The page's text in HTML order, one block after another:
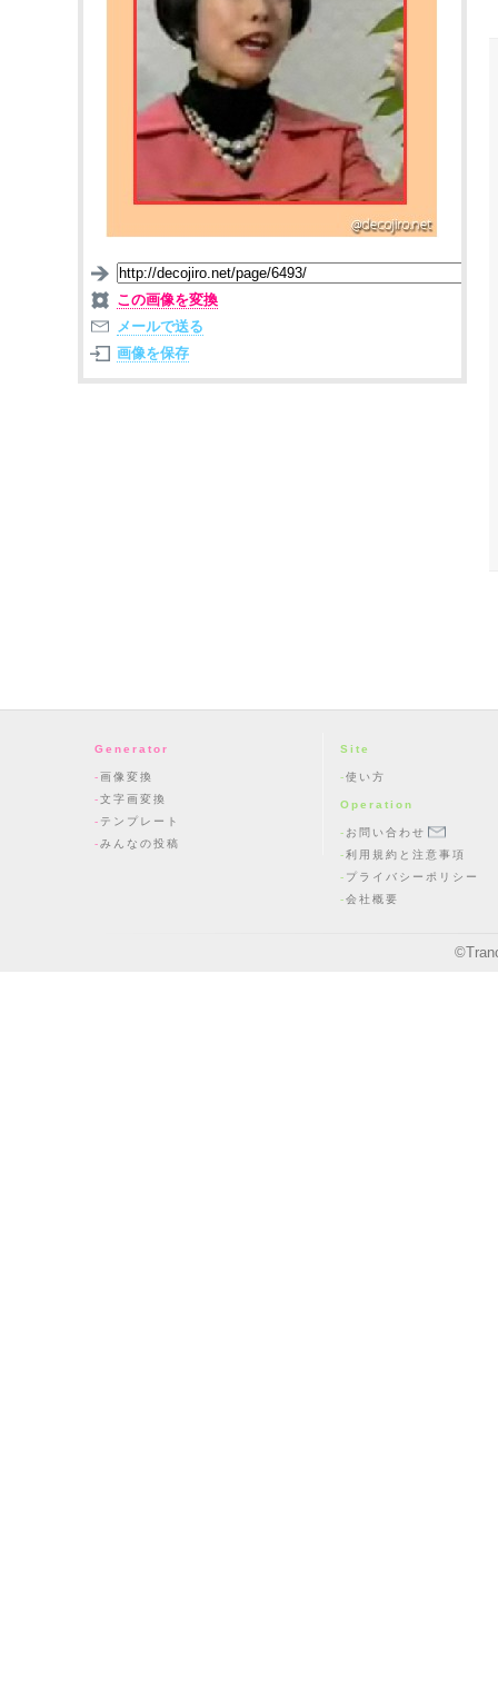
この画像を変換
メールで送る
画像を保存
Generator
画像変換
文字画変換
テンプレート
みんなの投稿
Site
使い方
Operation
お問い合わせ
利用規約と注意事項
プライバシーポリシー
会社概要
©